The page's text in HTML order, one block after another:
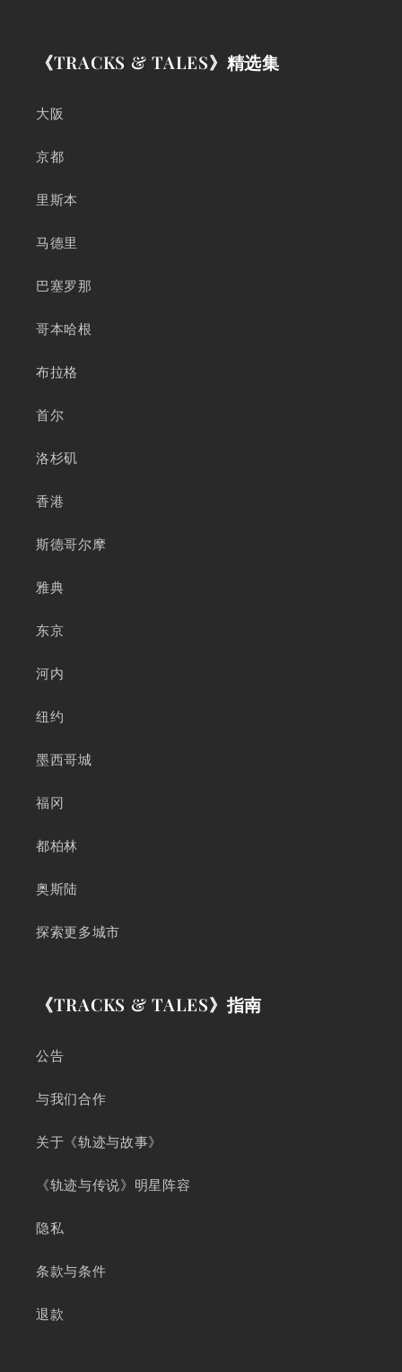
《TRACKS & TALES》精选集
大阪
京都
里斯本
马德里
巴塞罗那
哥本哈根
布拉格
首尔
洛杉矶
香港
斯德哥尔摩
雅典
东京
河内
纽约
墨西哥城
福冈
都柏林
奥斯陆
探索更多城市
《TRACKS & TALES》指南
公告
与我们合作
关于《轨迹与故事》
《轨迹与传说》明星阵容
隐私
条款与条件
退款